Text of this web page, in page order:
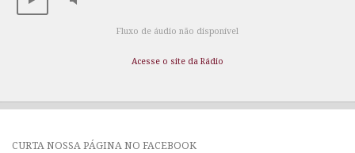
Fluxo de áudio não disponível
Acesse o site da Rádio
CURTA NOSSA PÁGINA NO FACEBOOK